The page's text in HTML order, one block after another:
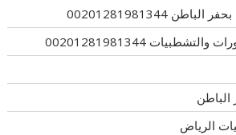
00201281981344
00201281981344
الرياض